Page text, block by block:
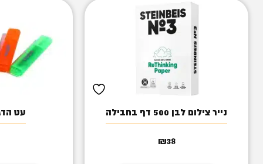
נייר צילום לבן 500 דף בחבילה
₪38
עט